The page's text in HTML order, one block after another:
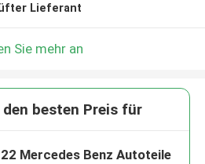
Lieferant
Sie mehr an
besten Preis für
Mercedes Benz Autoteile